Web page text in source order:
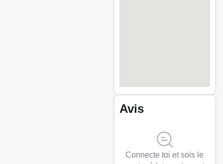
Avis
Connecte toi et sois le